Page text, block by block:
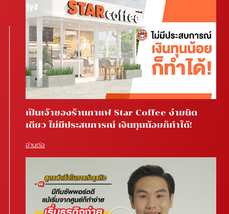
เป็นเจ้าของร้านกาแฟ Star Coffee ง่ายนิด
เดียว ไม่มีประสบการณ์ เงินทุนน้อยก็ทำได้!
อ่านต่อ